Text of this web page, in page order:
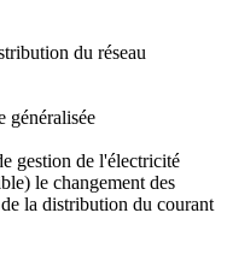
du réseau
généralisée
gestion de l'électricité
le changement des
la distribution du courant